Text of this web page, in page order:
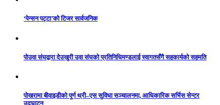
‘पेन्सन पट्टा’को टिजर सार्वजनिक
पोउवा संघद्वारा देउखुरी उवा संघको प्रतिनिधिमण्डलाई स्वागतसँगै सहकार्यको सहमति
पोखरामा बीवाइडीको पूर्ण थ्री–एस सुविधा सञ्चालनमा, आधिकारिक सर्भिस सेन्टर
उद्घाटन